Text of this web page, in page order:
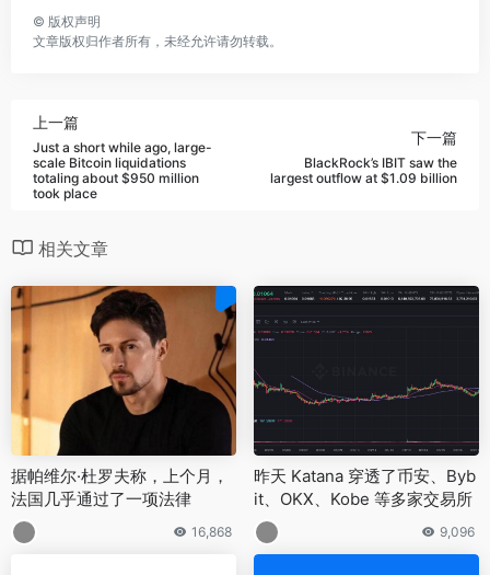
© 版权声明
文章版权归作者所有，未经允许请勿转载。
上一篇
Just a short while ago, large-
scale Bitcoin liquidations
totaling about $950 million
took place
下一篇
BlackRock’s IBIT saw the
largest outflow at $1.09 billion
相关文章
据帕维尔·杜罗夫称，上个月，
法国几乎通过了一项法律
16,868
昨天 Katana 穿透了币安、Byb
it、OKX、Kobe 等多家交易所
9,096